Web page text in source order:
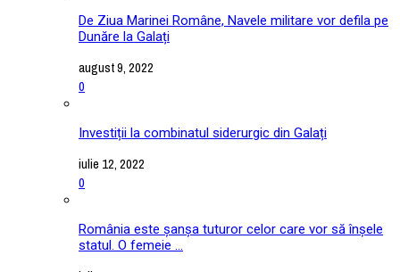
De Ziua Marinei Române, Navele militare vor defila pe
Dunăre la Galați
august 9, 2022
0
Investiții la combinatul siderurgic din Galați
iulie 12, 2022
0
România este șanșa tuturor celor care vor să înșele
statul. O femeie ...